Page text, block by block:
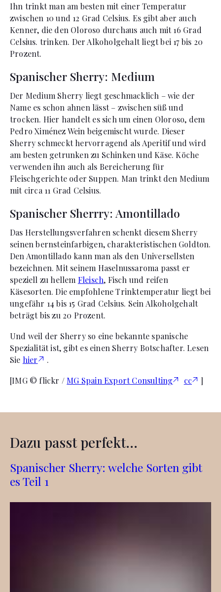
Ihn trinkt man am besten mit einer Temperatur
zwischen 10 und 12 Grad Celsius. Es gibt aber auch
Kenner, die den Oloroso durchaus auch mit 16 Grad
Celsius. trinken. Der Alkoholgehalt liegt bei 17 bis 20
Prozent.
Spanischer Sherry: Medium
Der Medium Sherry liegt geschmacklich – wie der
Name es schon ahnen lässt – zwischen süß und
trocken. Hier handelt es sich um einen Oloroso, dem
Pedro Ximénez Wein beigemischt wurde. Dieser
Sherry schmeckt hervorragend als Aperitif und wird
am besten getrunken zu Schinken und Käse. Köche
verwenden ihn auch als Bereicherung für
Fleischgerichte oder Suppen. Man trinkt den Medium
mit circa 11 Grad Celsius.
Spanischer Sherrry: Amontillado
Das Herstellungsverfahren schenkt diesem Sherry
seinen bernsteinfarbigen, charakteristischen Goldton.
Den Amontillado kann man als den Universellsten
bezeichnen. Mit seinem Haselnussaroma passt er
speziell zu hellem Fleisch, Fisch und reifen
Käsesorten. Die empfohlene Trinktemperatur liegt bei
ungefähr 14 bis 15 Grad Celsius. Sein Alkoholgehalt
beträgt bis zu 20 Prozent.
Und weil der Sherry so eine bekannte spanische
Spezialität ist, gibt es einen Sherry Botschafter. Lesen
Sie hier
.
[IMG © flickr / MG Spain Export Consulting cc ]
Dazu passt perfekt...
Spanischer Sherry: welche Sorten gibt
es Teil 1